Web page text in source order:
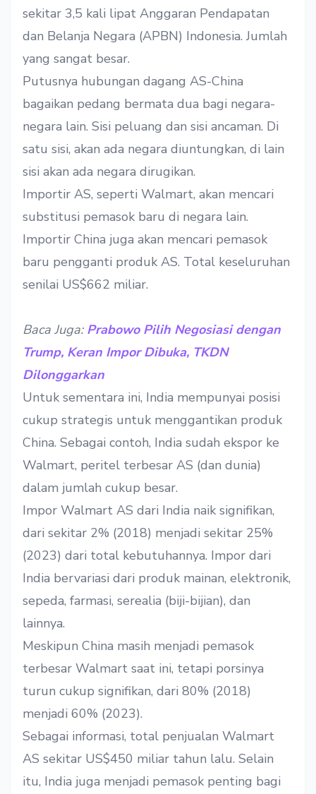
sekitar 3,5 kali lipat Anggaran Pendapatan
dan Belanja Negara (APBN) Indonesia. Jumlah
yang sangat besar.
Putusnya hubungan dagang AS-China
bagaikan pedang bermata dua bagi negara-
negara lain. Sisi peluang dan sisi ancaman. Di
satu sisi, akan ada negara diuntungkan, di lain
sisi akan ada negara dirugikan.
Importir AS, seperti Walmart, akan mencari
substitusi pemasok baru di negara lain.
Importir China juga akan mencari pemasok
baru pengganti produk AS. Total keseluruhan
senilai US$662 miliar.
Baca Juga: Prabowo Pilih Negosiasi dengan
Trump, Keran Impor Dibuka, TKDN
Dilonggarkan
Untuk sementara ini, India mempunyai posisi
cukup strategis untuk menggantikan produk
China. Sebagai contoh, India sudah ekspor ke
Walmart, peritel terbesar AS (dan dunia)
dalam jumlah cukup besar.
Impor Walmart AS dari India naik signifikan,
dari sekitar 2% (2018) menjadi sekitar 25%
(2023) dari total kebutuhannya. Impor dari
India bervariasi dari produk mainan, elektronik,
sepeda, farmasi, serealia (biji-bijian), dan
lainnya.
Meskipun China masih menjadi pemasok
terbesar Walmart saat ini, tetapi porsinya
turun cukup signifikan, dari 80% (2018)
menjadi 60% (2023).
Sebagai informasi, total penjualan Walmart
AS sekitar US$450 miliar tahun lalu. Selain
itu, India juga menjadi pemasok penting bagi